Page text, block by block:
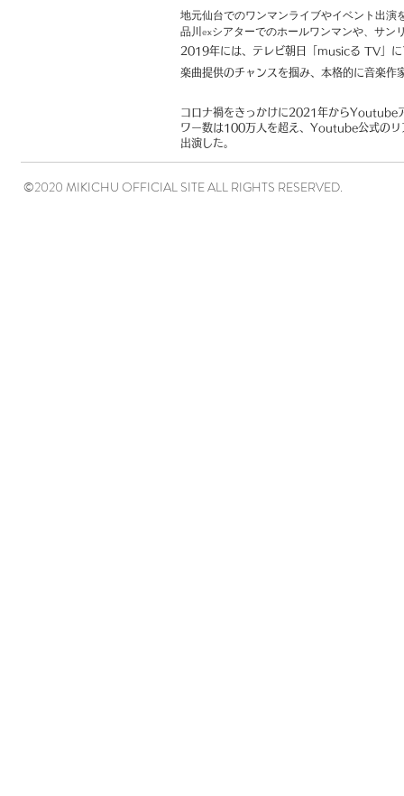
地元仙台でのワンマンライブやイベント出演
品川exシアターでのホールワンマンや、サ
2019年には、テレビ朝日「musicる TV」に
楽曲提供のチャンスを掴み、本格的に音楽作
コロナ禍をきっかけに2021年からYoutube
ワー数は100万人を超え、Youtube公式の
出演した。
©2020 MIKICHU OFFICIAL SITE ALL RIGHTS RESERVED.